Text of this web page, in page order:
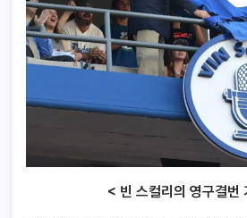
< 빈 스컬리의 영구결번